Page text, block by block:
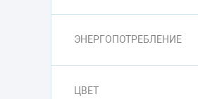
ЭНЕРГОПОТРЕБЛЕНИЕ
ЦВЕТ